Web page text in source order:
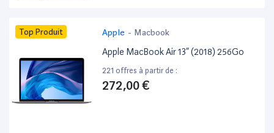
Top Produit Apple - Macbook
Apple MacBook Air 13” (2018) 256Go
221 offres à partir de :
272,00 €